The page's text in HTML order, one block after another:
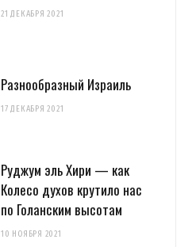
21 ДЕКАБРЯ 2021
Разнообразный Израиль
17 ДЕКАБРЯ 2021
Руджум эль Хири — как
Колесо духов крутило нас
по Голанским высотам
10 НОЯБРЯ 2021